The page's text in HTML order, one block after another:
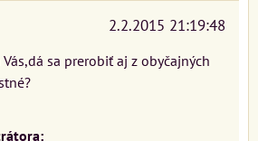
2.2.2015 21:19:48
Vás,dá sa prerobiť aj z obyčajných